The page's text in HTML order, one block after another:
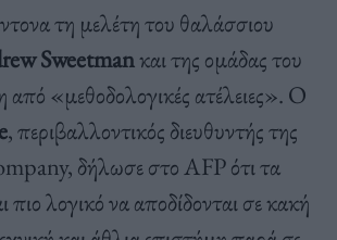
τη μελέτη του θαλάσσιου
Sweetmanκαι της ομάδας του
από «μεθοδολογικές ατέλειες». Ο
, περιβαλλοντικός διευθυντής της
δήλωσε στο AFP ότι τα
πιο λογικό να αποδίδονται σε κακή